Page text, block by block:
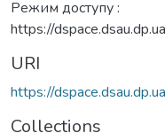
Режим доступу :
https://
URI
https://
Collections